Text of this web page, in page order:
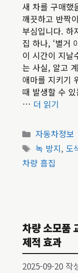
새 차를 구매했
깨끗하고 반짝
부심입니다. 하
집 하나, ‘별거
이 시간이 지날
는 사실, 알고
애마를 지키기
때 발생할 수
… 더 읽기
카
테
고
리
자동차정보
태
그
녹 방지,도
차량 흠집
차량 소모품
제적 효과
2025-09-20 작